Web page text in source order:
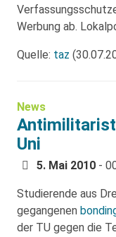
Werbung ab.
Quelle: taz
News
Uni
5. Mai 2010 -
Studierende aus
gegangenen
der TU gegen die